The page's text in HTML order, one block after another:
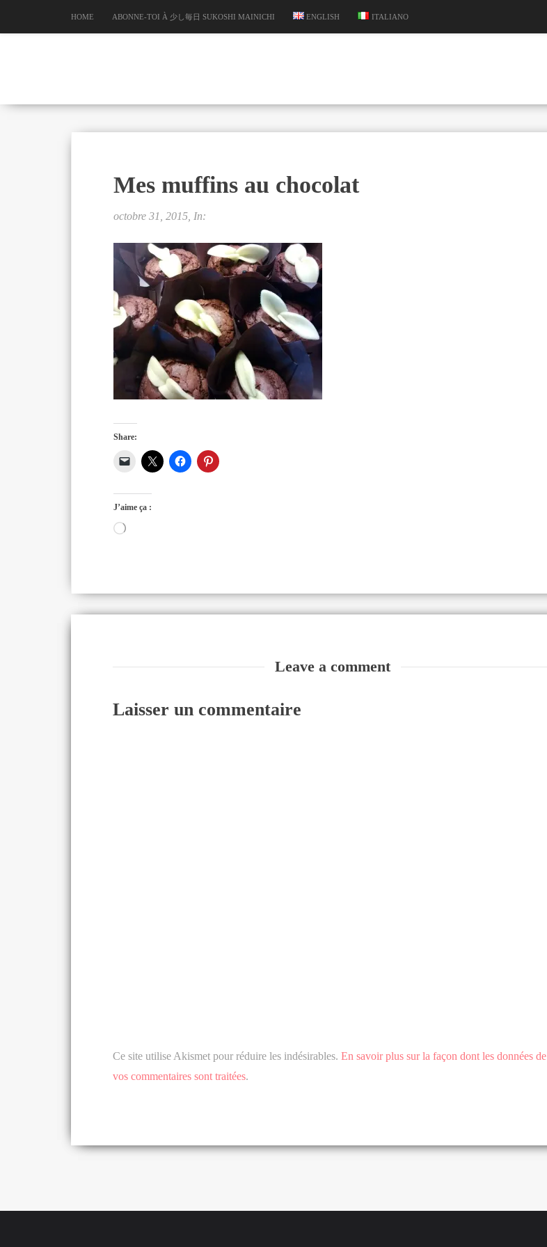
HOME ABONNE-TOI À 少し毎日 SUKOSHI MAINICHI ENGLISH ITALIANO
Mes muffins au chocolat
octobre 31, 2015, In:
Share:
J’aime ça :
Chargement…
Leave a comment
Laisser un commentaire
Ce site utilise Akismet pour réduire les indésirables. En savoir plus sur la façon dont les données de
vos commentaires sont traitées.